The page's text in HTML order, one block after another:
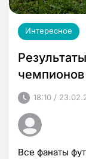
Интересное
18:10 /
Все фанаты